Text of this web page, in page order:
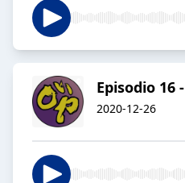
Episodio 16
2020-12-26